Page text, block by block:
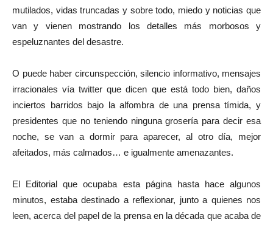
mutilados, vidas truncadas y sobre todo, miedo y noticias que
van y vienen mostrando los detalles más morbosos y
espeluznantes del desastre.
O puede haber circunspección, silencio informativo, mensajes
irracionales vía twitter que dicen que está todo bien, daños
inciertos barridos bajo la alfombra de una prensa tímida, y
presidentes que no teniendo ninguna grosería para decir esa
noche, se van a dormir para aparecer, al otro día, mejor
afeitados, más calmados… e igualmente amenazantes.
El Editorial que ocupaba esta página hasta hace algunos
minutos, estaba destinado a reflexionar, junto a quienes nos
leen, acerca del papel de la prensa en la década que acaba de